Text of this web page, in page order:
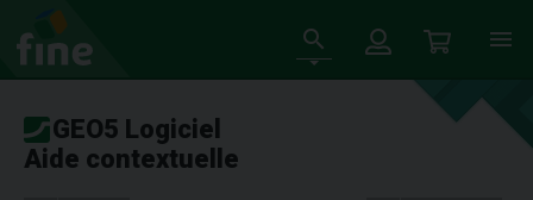
GEO5 Logiciel
Aide contextuelle